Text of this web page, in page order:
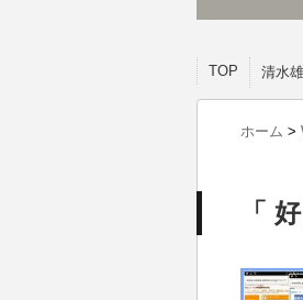
TOP 清水
ホーム >
「